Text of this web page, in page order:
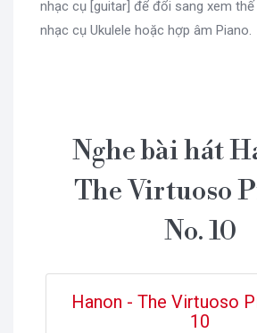
nhạc cụ [guitar] để đổi sang xem
nhạc cụ Ukulele hoặc hợp âm Piano.
Nghe bài hát
The Virtuoso
No. 10
Hanon - The Virtuoso
10